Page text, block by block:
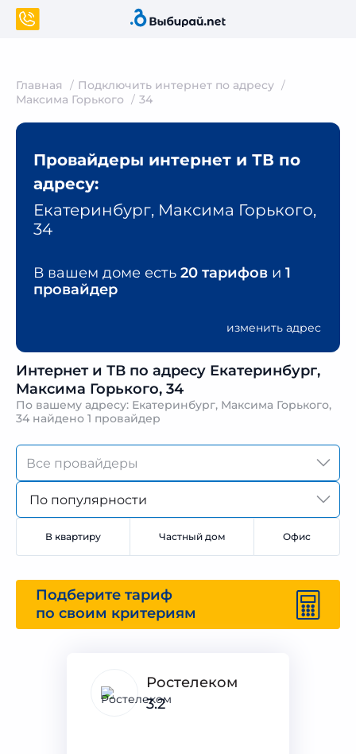
Главная
Подключить интернет по адресу
Максима Горького
34
изменить адрес
Провайдеры интернет и ТВ по
адресу:
Екатеринбург, Максима Горького,
34
В вашем доме есть 20 тарифов и 1
провайдер
Интернет и ТВ по адресу Екатеринбург,
Максима Горького, 34
По вашему адресу: Екатеринбург, Максима Горького,
34 найдено 1 провайдер
По популярности
В квартиру Частный дом Офис
Подберите тариф
по своим критериям
Ростелеком
3.2